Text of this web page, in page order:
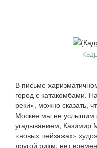
В письме
город с катакомбами.
реки», можно сказать,
Москве мы не услышим
угадыванием, Казимир
«новых пейзажах»
другой ритм, нет